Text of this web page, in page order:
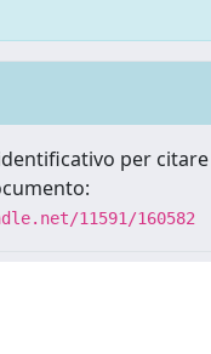
per
11591/160582